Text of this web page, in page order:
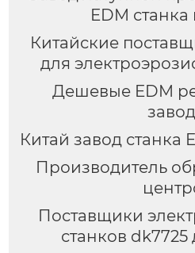
EDM станка
Китайские
для
Дешевые EDM
Китай завод станка
Производитель
Поставщики
станков dk7725